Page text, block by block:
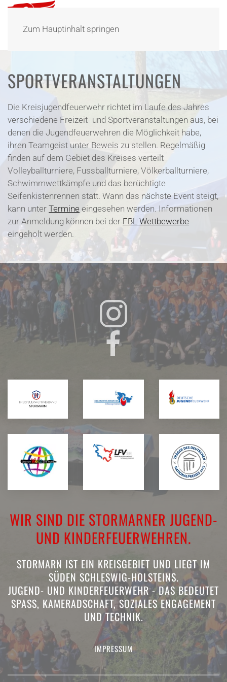
Zum Hauptinhalt springen
SPORTVERANSTALTUNGEN
Die Kreisjugendfeuerwehr richtet im Laufe des Jahres
verschiedene Freizeit- und Sportveranstaltungen aus, bei
denen die Jugendfeuerwehren die Möglichkeit habe,
ihren Teamgeist unter Beweis zu stellen. Regelmäßig
finden auf dem Gebiet des Kreises verteilt
Volleyballturniere, Fussballturniere, Völkerballturniere,
Schwimmwettkämpfe und das berüchtigte
Seifenkistenrennen statt. Wann das nächste Event steigt,
kann unter Termine eingesehen werden. Informationen
zur Anmeldung können bei der FBL Wettbewerbe
eingeholt werden.
WIR SIND DIE STORMARNER JUGEND-
UND KINDERFEUERWEHREN.
STORMARN IST EIN KREISGEBIET UND LIEGT IM
SÜDEN SCHLESWIG-HOLSTEINS.
JUGEND- UND KINDERFEUERWEHR - DAS BEDEUTET
SPASS, KAMERADSCHAFT, SOZIALES ENGAGEMENT U
ND TECHNIK.
IMPRESSUM